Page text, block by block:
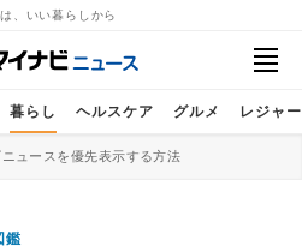
、いい暮らしから
暮らし ヘルスケア グルメ レジャー
ュースを優先表示する方法
鑑